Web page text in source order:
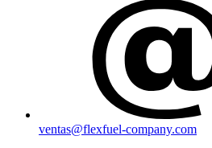
ventas@flexfuel-company.com